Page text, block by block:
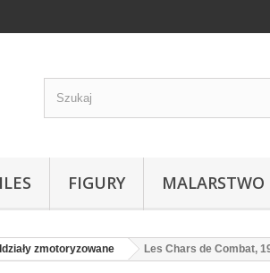
FIGURY MALARSTWO
zmotoryzowane Les Chars de Combat,